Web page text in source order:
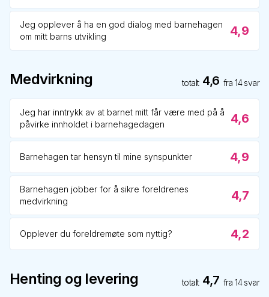
Jeg opplever å ha en god dialog med barnehagen
om mitt barns utvikling
4,9
Medvirkning totalt 4,6 fra14svar
Jeg har inntrykk av at barnet mitt får være med på å
påvirke innholdet i barnehagedagen
4,6
Barnehagen tar hensyn til mine synspunkter 4,9
Barnehagen jobber for å sikre foreldrenes
medvirkning
4,7
Opplever du foreldremøte som nyttig? 4,2
Henting og levering totalt 4,7 fra14svar